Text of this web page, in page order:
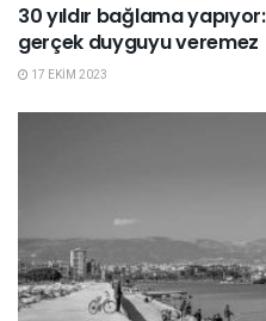
30 yıldır bağlama
gerçek duyguyu veremez
17 EKIM 2023